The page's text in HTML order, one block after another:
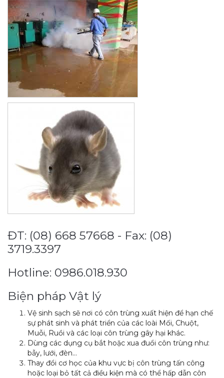
Xe đẩy làm vệ sinh Sài Gòn
ĐT: (08) 668 57668 - Fax: (08)
3719.3397
Hotline: 0986.018.930
Biện pháp Vật lý
Vệ sinh sạch sẽ nơi có côn trùng xuất hiện để hạn chế
sự phát sinh và phát triển của các loài Mối, Chuột,
Muỗi, Ruồi và các loại côn trùng gây hại khác.
Dùng các dụng cụ bắt hoặc xua đuổi côn trùng như:
bẫy, lưới, đèn…
Thay đổi cơ học của khu vực bị côn trùng tấn công
hoặc loại bỏ tất cả điều kiện mà có thể hấp dẫn côn